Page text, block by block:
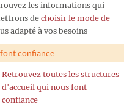
les informations qui
dechoisir le mode de
adapté à vos besoins
confiance
Retrouvez toutes les structures
d'accueil qui nous font
confiance